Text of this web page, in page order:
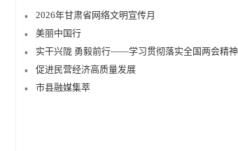
2026年甘肃省网络文明宣传月
美丽中国行
实干兴陇 勇毅前行——学习贯彻落实全国两会精神
促进民营经济高质量发展
市县融媒集萃